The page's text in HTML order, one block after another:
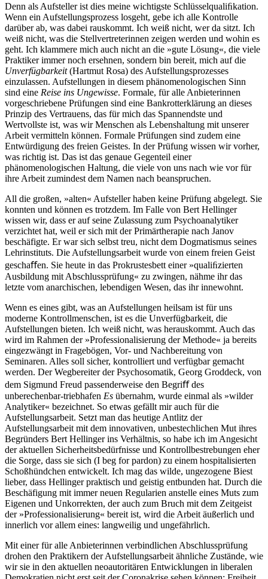
Denn als Aufsteller ist dies meine wichtigste Schlüsselqualiﬁkation.
Wenn ein Aufstellungsprozess losgeht, gebe ich alle Kontrolle
darüber ab, was dabei rauskommt. Ich weiß nicht, wer da sitzt. Ich
weiß nicht, was die Stellvertreterinnen zeigen werden und wohin es
geht. Ich klammere mich auch nicht an die »gute Lösung«, die viele
Praktiker immer noch ersehnen, sondern bin bereit, mich auf die
Unverfügbarkeit(Hartmut Rosa) des Aufstellungsprozesses
einzulassen. Aufstellungen in diesem phänomenologischen Sinn
sind eine Reise ins Ungewisse. Formale, für alle Anbieterinnen
vorgeschriebene Prüfungen sind eine Bankrotterklärung an dieses
Prinzip des Vertrauens, das für mich das Spannendste und
Wertvollste ist, was wir Menschen als Lebenshaltung mit unserer
Arbeit vermitteln können. Formale Prüfungen sind zudem eine
Entwürdigung des freien Geistes. In der Prüfung wissen wir vorher,
was richtig ist. Das ist das genaue Gegenteil einer
phänomenologischen Haltung, die viele von uns nach wie vor für
ihre Arbeit zumindest dem Namen nach beanspruchen.
All die großen, »alten« Aufsteller haben keine Prüfung abgelegt. Sie
konnten und können es trotzdem. Im Falle von Bert Hellinger
wissen wir, dass er auf seine Zulassung zum Psychoanalytiker
verzichtet hat, weil er sich mit der Primärtherapie nach Janov
beschäfigte. Er war sich selbst treu, nicht dem Dogmatismus seines
Lehrinstituts. Die Aufstellungsarbeit wurde von einem freien Geist
geschaﬀen. Sie heute in das Prokrustesbett einer »qualiﬁzierten
Ausbildung mit Abschlussprüfung« zu zwingen, nähme ihr das
letzte vom anarchischen, lebendigen Wesen, das ihr innewohnt.
Wenn es eines gibt, was an Aufstellungen heilsam ist für uns
moderne Kontrollmenschen, ist es die Unverfügbarkeit, die
Aufstellungen bieten. Ich weiß nicht, was herauskommt. Auch das
wird im Rahmen der »Professionalisierung der Methode« ja bereits
eingezwängt in Fragebögen, Vor- und Nachbereitung von
Seminaren. Alles soll sicher, kontrolliert und verfügbar gemacht
werden. Der Wegbereiter der Psychosomatik, Georg Groddeck, von
dem Sigmund Freud passenderweise den Begriﬀ des
unberechenbar-triebhafen Es übernahm, wurde einmal als »wilder
Analytiker« bezeichnet. So etwas gefällt mir auch für die
Aufstellungsarbeit. Setzt man das heutige Antlitz der
Aufstellungsarbeit mit dem innovativen, unbestechlichen Mut ihres
Begründers Bert Hellinger ins Verhältnis, so habe ich im Angesicht
der aktuellen Sicherheitsbedürfnisse und Kontrollbestrebungen eher
die Sorge, dass sie sich (I beg for pardon) zu einem hospitalisierten
Schoßhündchen entwickelt. Ich mag das wilde, ungezogene Biest
lieber, dass Hellinger praktisch und geistig entbunden hat. Durch die
Beschäfigung mit immer neuen Regularien anstelle eines Muts zum
Eigenen und Unkorrekten, der auch zum Bruch mit dem Zeitgeist
der »Professionalisierung« bereit ist, wird die Arbeit äußerlich und
innerlich vor allem eines: langweilig und ungefährlich.
Mit einer für alle Anbieterinnen verbindlichen Abschlussprüfung
drohen den Praktikern der Aufstellungsarbeit ähnliche Zustände, wie
wir sie in den aktuellen neoautoritären Entwicklungen in liberalen